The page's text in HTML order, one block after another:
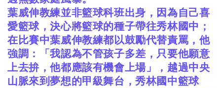
葉威伸教練並非籃球科班出身，因為自己喜
愛籃球，決心將籃球的種子帶往秀林國中；
在比賽中葉威伸教練都以鼓勵代替責罵，他
強調：「我認為不管孩子多差，只要他願意
上去拚，他都應該有機會上場」，越過中央
山脈來到夢想的甲級舞台，秀林國中籃球